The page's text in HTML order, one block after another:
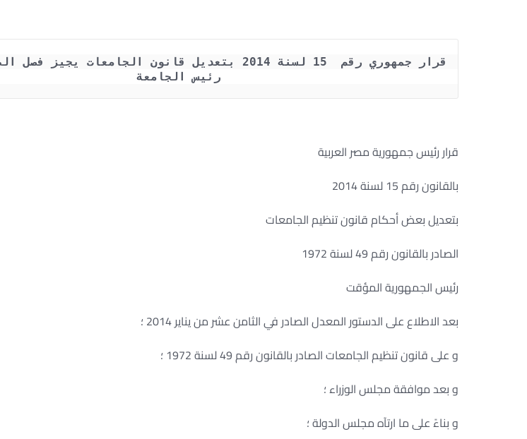
رئيس الجامعة
قرار رئيس جمهورية مصر العربية
بالقانون رقم 15 لسنة 2014
بتعديل بعض أحكام قانون تنظيم الجامعات
الصادر بالقانون رقم 49 لسنة 1972
رئيس الجمهورية المؤقت
بعد الاطلاع على الدستور المعدل الصادر في الثامن عشر من يناير 2014 ؛
و على قانون تنظيم الجامعات الصادر بالقانون رقم 49 لسنة 1972 ؛
و بعد موافقة مجلس الوزراء ؛
و بناءً على ما ارتآه مجلس الدولة ؛